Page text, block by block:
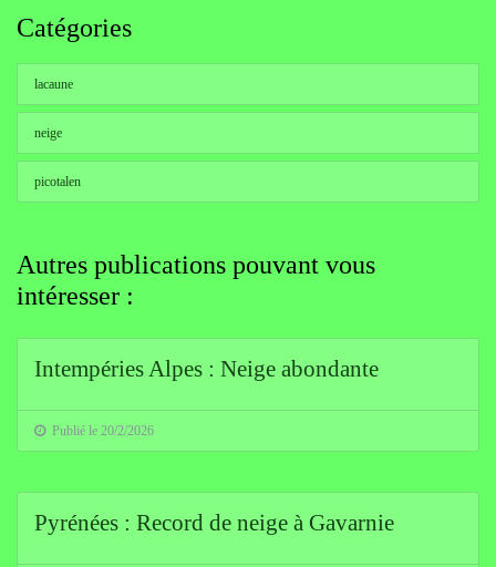
Catégories
lacaune
neige
picotalen
Autres publications pouvant vous
intéresser :
Intempéries Alpes : Neige abondante
Publié le 20/2/2026
Pyrénées : Record de neige à Gavarnie